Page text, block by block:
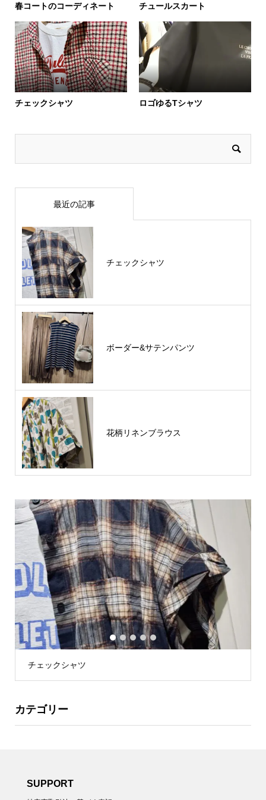
春コートのコーディネート チュールスカート
チェックシャツ ロゴゆるTシャツ
最近の記事
チェックシャツ
ボーダー&サテンパンツ
花柄リネンブラウス
チェックシャツ
1 2 3 4 5
カテゴリー
SUPPORT